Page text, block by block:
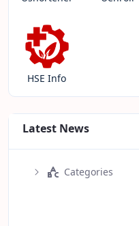
HSE Info
Latest News
Categories